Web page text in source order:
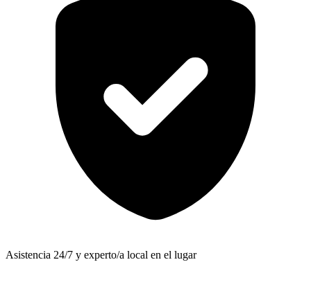
Asistencia 24/7 y experto/a local en el lugar